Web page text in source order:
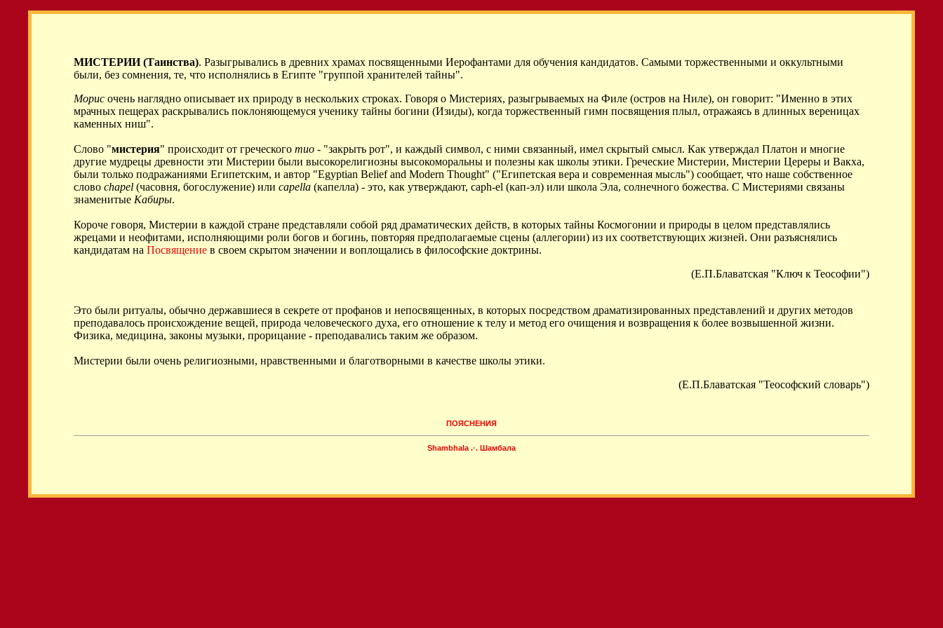
МИСТЕРИИ (Таинства). Разыгрывались в древних храмах посвященными Иерофaнтами для обучения кандидатов. Самыми торжественными и оккультными
были, без сомнения, те, что исполнялись в Египте "группой хранителей тайны".
Морис очень наглядно описывает их природу в нескольких строках. Говоря о Мистериях, разыгрываемых на Филе (остров на Ниле), он говорит: "Именно в этих
мрачных пещерах раскрывались поклоняющемуся ученику тайны богини (Изиды), когда торжественный гимн посвящения плыл, отражаясь в длинных вереницах
каменных ниш".
Слово "мистерия" происходит от греческого muo - "закрыть рот", и каждый символ, с ними связанный, имел скрытый смысл. Как утверждал Платон и многие
другие мудрецы древности эти Мистерии были высокорелигиозны высокоморальны и полезны как школы этики. Греческие Мистерии, Мистерии Цереры и Вакха,
были только подражаниями Египетским, и автор "Egyptian Belief and Modern Thought" ("Египетская вера и современная мысль") сообщает, что наше собственное
слово chapel (часовня, богослужение) или capella (капелла) - это, как утверждают, caph-el (кап-эл) или школа Эла, солнечного божества. С Мистериями связаны
знаменитые Кабиры.
Короче говоря, Мистерии в каждой стране представляли собой ряд драматических действ, в которых тайны Космогонии и природы в целом представлялись
жрецами и неофитами, исполняющими роли богов и богинь, повторяя предполагаемые сцены (аллегории) из их соответствующих жизней. Они разъяснялись
кандидатам на Посвящение в своем скрытом значении и воплощались в философские доктрины.
(Е.П.Блаватская "Ключ к Теософии")
Это были ритуалы, обычно державшиеся в секрете от профанов и непосвященных, в которых посредством драматизированных представлений и других методов
преподавалось происхождение вещей, природа человеческого духа, его отношение к телу и метод его очищения и возвращения к более возвышенной жизни.
Физика, медицина, законы музыки, прорицание - преподавались таким же образом.
Мистерии были очень религиозными, нравственными и благотворными в качестве школы этики.
(Е.П.Блаватская "Теософский словарь")
ПОЯСНЕНИЯ
Shambhala .·. Шамбала